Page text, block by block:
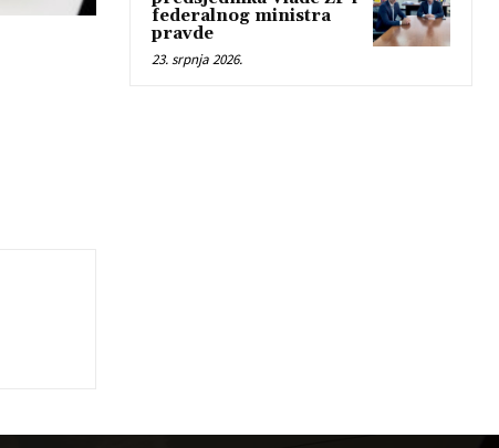
federalnog ministra
pravde
23. srpnja 2026.